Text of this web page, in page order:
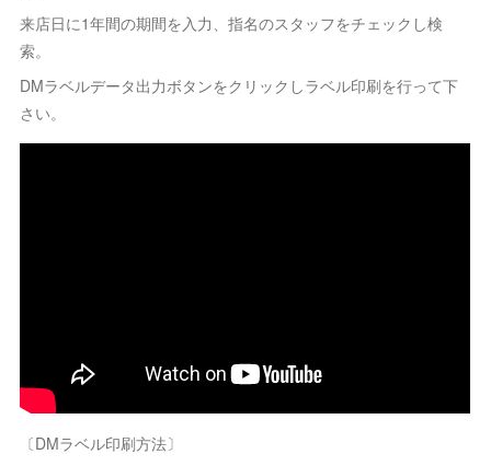
来店日に1年間の期間を入力、指名のスタッフをチェックし検
索。
DMラベルデータ出力ボタンをクリックしラベル印刷を行って下
さい。
〔DMラベル印刷方法〕